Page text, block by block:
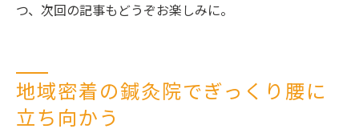
つ、次回の記事もどうぞお楽しみに。
地域密着の鍼灸院でぎっくり腰に
立ち向かう